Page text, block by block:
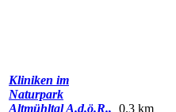
Kliniken im
Naturpark
Altmühltal A.d.ö.R., 0.3 km